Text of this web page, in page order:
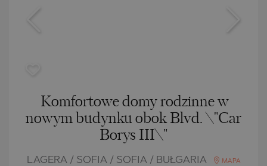
Komfortowe domy rodzinne w
nowym budynku obok Blvd. \"Car
Borys III\"
LAGERA / SOFIA / SOFIA / BUŁGARIA MAPA